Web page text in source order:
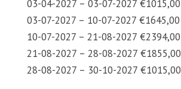
03-04-2027 – 03-07-2027 €1015,00
03-07-2027 – 10-07-2027 €1645,00
10-07-2027 – 21-08-2027 €2394,00
21-08-2027 – 28-08-2027 €1855,00
28-08-2027 – 30-10-2027 €1015,00